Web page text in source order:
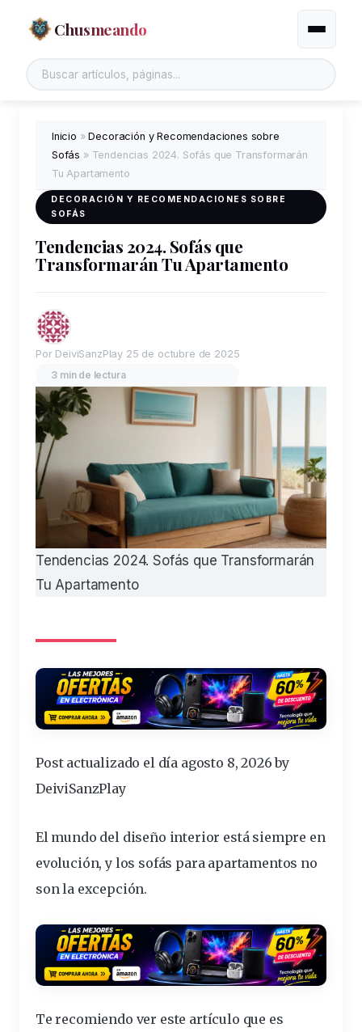
Chusmeando Alternar
Inicio »Decoración y Recomendaciones sobre
Sofás » Tendencias 2024. Sofás que Transformarán
Tu Apartamento
DECORACIÓN Y RECOMENDACIONES SOBRE
SOFÁS
Tendencias 2024. Sofás que
Transformarán Tu Apartamento
Por DeiviSanzPlay 25 de octubre de 2025
3 min de lectura
Tendencias 2024. Sofás que Transformarán
Tu Apartamento
Post actualizado el día agosto 8, 2026 by
DeiviSanzPlay
El mundo del diseño interior está siempre en
evolución, y los sofás para apartamentos no
son la excepción.
Te recomiendo ver este artículo que es